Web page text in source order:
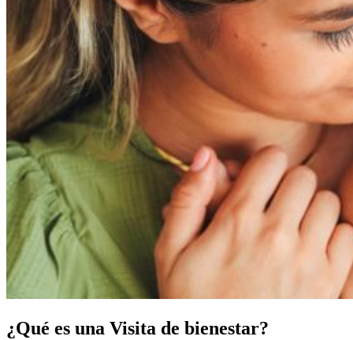
¿Qué es una Visita de bienestar?